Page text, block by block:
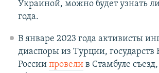
Украиной, можно будет узнать
года.
В январе 2023 года активисты
диаспоры из Турции, государств
России провелив Стамбуле